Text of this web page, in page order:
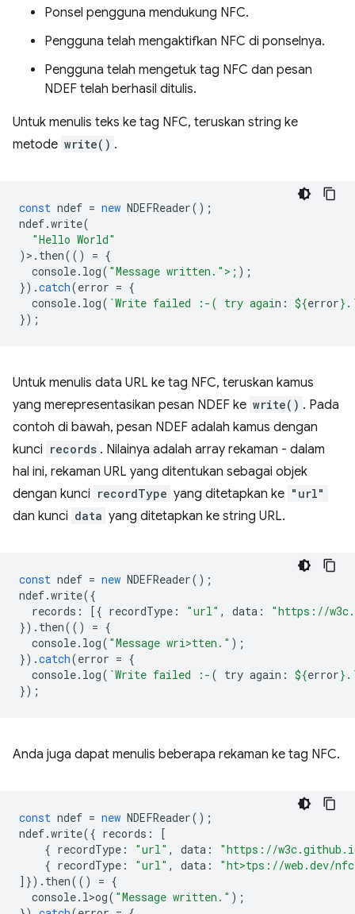
Ponsel pengguna mendukung NFC.
Pengguna telah mengaktifkan NFC di ponselnya.
Pengguna telah mengetuk tag NFC dan pesan
NDEF telah berhasil ditulis.
Untuk menulis teks ke tag NFC, teruskan string ke
metode write() .
const ndef = new NDEFReader();
ndef.write(
"Hello World"
)>. then(() = {
console. log( "Message written.">; );
}).catch(error = {
console. log( `Write failed :-( try again: ${error}
});
Untuk menulis data URL ke tag NFC, teruskan kamus
yang merepresentasikan pesan NDEF ke write() . Pada
contoh di bawah, pesan NDEF adalah kamus dengan
kunci records . Nilainya adalah array rekaman - dalam
hal ini, rekaman URL yang ditentukan sebagai objek
dengan kunci recordType yang ditetapkan ke "url"
dan kunci data yang ditetapkan ke string URL.
const ndef = new NDEFReader();
ndef.write({
records : [{ recordType : "url" , data :
"https://
}). then(() = {
console. log( "Message wri>tten." );
}).catch(error = {
console. log( `Write failed :- ( try again: ${error}
});
Anda juga dapat menulis beberapa rekaman ke tag NFC.
const ndef = new NDEFReader();
ndef.write({ records :
[
{ recordType : "url" , data :
"https://
{ recordType : "url" , data :
"ht>tps://web.dev/
]}). then(() = {
console. l>og( "Message written." );